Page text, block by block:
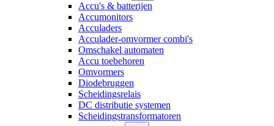
Accu's & batterijen
Accumonitors
Acculaders
Acculader-omvormer combi's
Omschakel automaten
Accu toebehoren
Omvormers
Diodebruggen
Scheidingsrelais
DC distributie systemen
Scheidingstransformatoren